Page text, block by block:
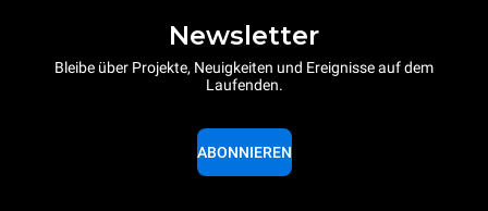
Newsletter
Bleibe über Projekte, Neuigkeiten und Ereignisse auf dem
Laufenden.
ABONNIEREN